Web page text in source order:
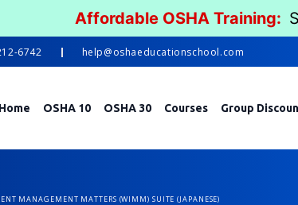
Affordable OSHA Training:
6742 help@oshaeducationschool.com
Home OSHA 10 OSHA 30 Courses Group
MANAGEMENT MATTERS (WIMM) SUITE (JAPANESE)